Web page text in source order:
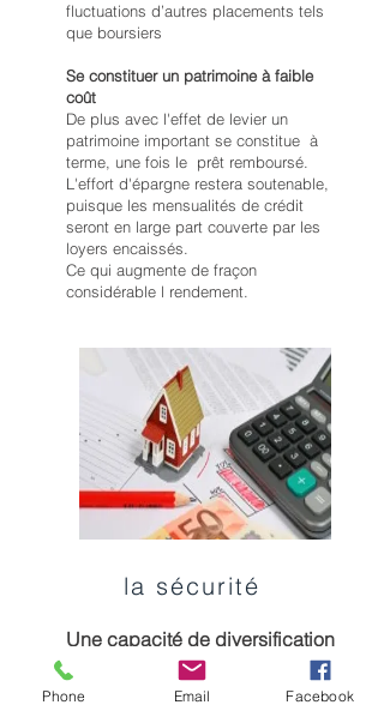
fluctuations d’autres placements tels
que boursiers
Se constituer un patrimoine à faible
coût
De plus avec l'effet de levier un
patrimoine important se constitue à
terme, une fois le prêt remboursé.
L'effort d'épargne restera soutenable,
puisque les mensualités de crédit
seront en large part couverte par les
loyers encaissés.
Ce qui augmente de fraçon
considérable l rendement.
la sécurité​
Une capacité de diversification
En fonction des choix de chacun on
peut moduler le risque et la
Phone Email Facebook